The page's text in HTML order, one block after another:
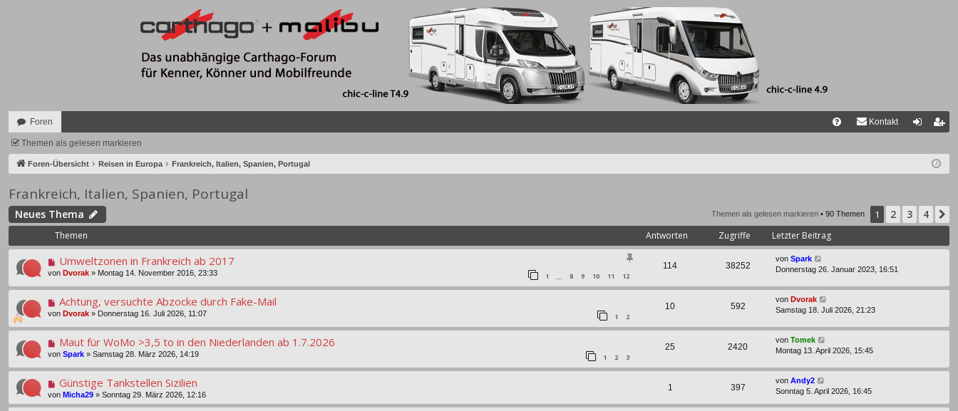
Foren Kontakt
de
n
ist
re
n
Themen als gelesen markieren
Foren-Übersicht Reisen in Europa Frankreich, Italien, Spanien, Portugal
Frankreich, Italien, Spanien, Portugal
Neues Thema Themen als gelesen markieren • 90 Themen 1 2 3 4
Themen Antworten Zugriffe Letzter Beitrag
Umweltzonen in Frankreich ab 2017
von Dvorak » Montag 14. November 2016, 23:33 1 … 8 9 10 11 12
114 38252
von Spark
Donnerstag 26. Januar 2023, 16:51
Achtung, versuchte Abzocke durch Fake-Mail
von Dvorak » Donnerstag 16. Juli 2026, 11:07 1 2
10 592
von Dvorak
Samstag 18. Juli 2026, 21:23
Maut für WoMo >3,5 to in den Niederlanden ab 1.7.2026
von Spark » Samstag 28. März 2026, 14:19 1 2 3
25 2420
von Tomek
Montag 13. April 2026, 15:45
Günstige Tankstellen Sizilien
von Micha29 » Sonntag 29. März 2026, 12:16
1 397
von Andy2
Sonntag 5. April 2026, 16:45